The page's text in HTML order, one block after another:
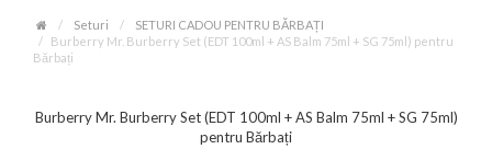
Seturi
SETURI CADOU PENTRU BĂRBAȚI
Burberry Mr. Burberry Set (EDT 100ml + AS Balm 75ml + SG 75ml) pentru
Bărbați
Burberry Mr. Burberry Set (EDT 100ml + AS Balm 75ml + SG 75ml)
pentru Bărbați